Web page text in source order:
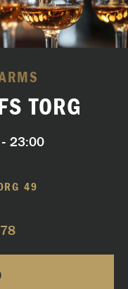
TORG
23:00
49